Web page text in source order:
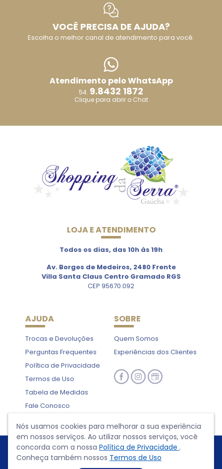
Nós usamos cookies para melhorar a sua experiência
em nossos serviços. Ao utilizar nossos serviços, você
concorda com a nossa Política de Privacidade .
Conheça também nossos Termos de Uso
VOCÊ PRECISA DE AJUDA?
Escolha o melhor canal de atendimento para você.
Atendimento pelo WhatsApp
54. 9.8432 1872
Clique para abrir o Chat
LOJA E ATENDIMENTO
Todos os dias, das 10h às 19h
Av. Borges de Medeiros, 2480 Frente
Villa Santa Claus Centro Gramado RGS
CEP 95670.092
AJUDA
Trocas e Devoluções
Perguntas Frequentes
Política de Privacidade
Termos de Uso
Tabela de Medidas
Fale Conosco
SOBRE
Quem Somos
Experiências dos Clientes